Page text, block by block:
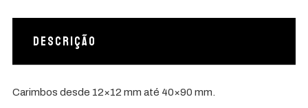
Descrição
Carimbos desde 12×12 mm até 40×90 mm.